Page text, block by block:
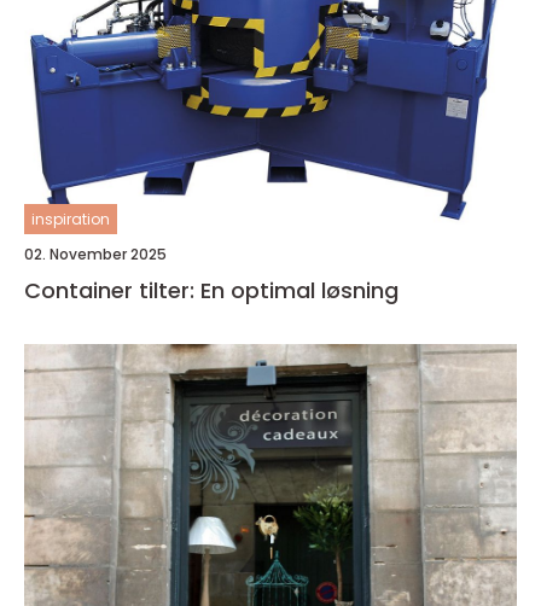
inspiration
02. November 2025
Container tilter: En optimal løsning